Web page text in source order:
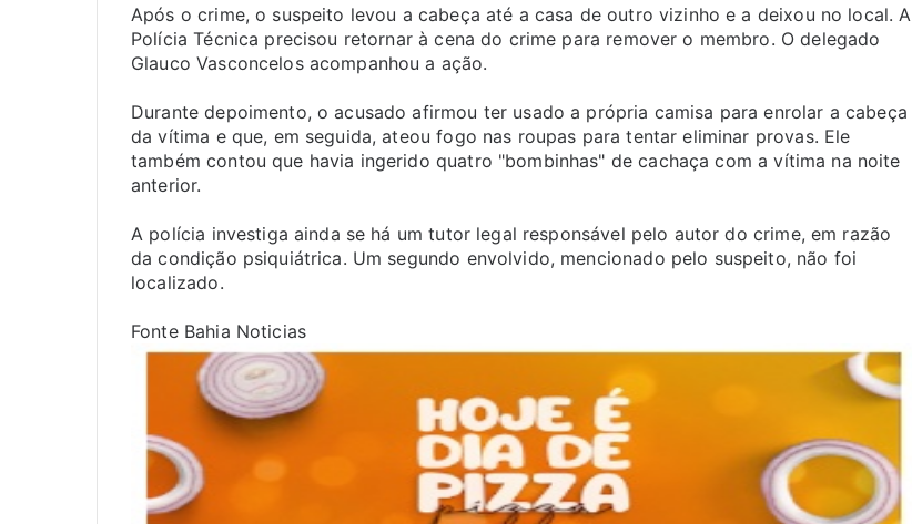
Após o crime, o suspeito levou a cabeça até a casa de outro vizinho e a deixou no local. A
Polícia Técnica precisou retornar à cena do crime para remover o membro. O delegado
Glauco Vasconcelos acompanhou a ação.
Durante depoimento, o acusado afirmou ter usado a própria camisa para enrolar a cabeça
da vítima e que, em seguida, ateou fogo nas roupas para tentar eliminar provas. Ele
também contou que havia ingerido quatro "bombinhas" de cachaça com a vítima na noite
anterior.
A polícia investiga ainda se há um tutor legal responsável pelo autor do crime, em razão
da condição psiquiátrica. Um segundo envolvido, mencionado pelo suspeito, não foi
localizado.
Fonte Bahia Noticias